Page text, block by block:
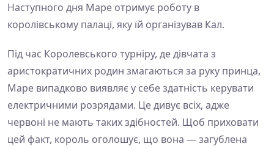
Наступного дня Маре отримує роботу в
королівському палаці, яку їй організував Кал.
Під час Королевського турніру, де дівчата з
аристократичних родин змагаються за руку принца,
Маре випадково виявляє у себе здатність керувати
електричними розрядами. Це дивує всіх, адже
червоні не мають таких здібностей. Щоб приховати
цей факт, король оголошує, що вона — загублена